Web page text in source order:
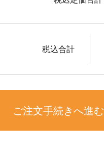
税込合計
ご注文手続きへ進む